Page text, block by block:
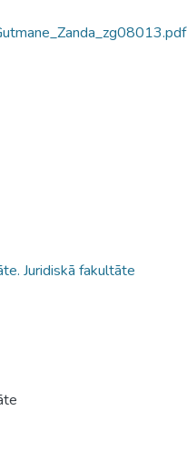
Juridiskā fakultāte